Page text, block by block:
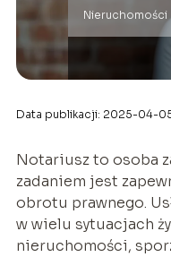
Nieruchomości
Data publikacji: 2025-04-
Notariusz to osoba
zadaniem jest
obrotu prawnego.
w wielu sytuacjach
nieruchomości,